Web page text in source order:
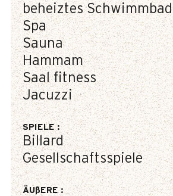
beheiztes Schwimmbad
Spa
Sauna
Hammam
Saal fitness
Jacuzzi
SPIELE:
Billard
Gesellschaftsspiele
ÄUßERE: